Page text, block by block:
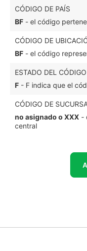
CÓDIGO DE PAÍS
BF - el código
CÓDIGO DE
BF - el código
ESTADO DEL CÓDIGO
F - F indica que el
CÓDIGO DE
no asignado o XXX -
central